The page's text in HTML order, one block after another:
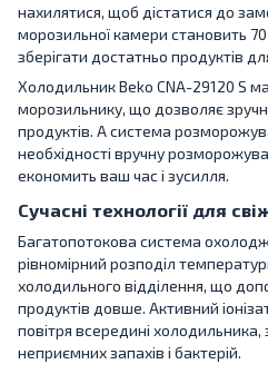
нахилятися, щоб дістатися до
морозильної камери становить
зберігати достатньо продуктів
Холодильник Beko CNA-29120 S
морозильнику, що дозволяє
продуктів. А система
необхідності вручну
економить ваш час і зусилля.
Сучасні технології для
Багатопотокова система
рівномірний розподіл
холодильного відділення, що
продуктів довше. Активний
повітря всередині холодильника,
неприємних запахів і бактерій.